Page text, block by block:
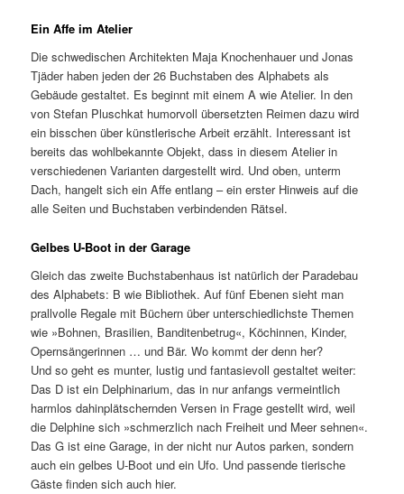
Ein Affe im Atelier
Die schwedischen Architekten Maja Knochenhauer und Jonas
Tjäder haben jeden der 26 Buchstaben des Alphabets als
Gebäude gestaltet. Es beginnt mit einem A wie Atelier. In den
von Stefan Pluschkat humorvoll übersetzten Reimen dazu wird
ein bisschen über künstlerische Arbeit erzählt. Interessant ist
bereits das wohlbekannte Objekt, dass in diesem Atelier in
verschiedenen Varianten dargestellt wird. Und oben, unterm
Dach, hangelt sich ein Affe entlang – ein erster Hinweis auf die
alle Seiten und Buchstaben verbindenden Rätsel.
Gelbes U-Boot in der Garage
Gleich das zweite Buchstabenhaus ist natürlich der Paradebau
des Alphabets: B wie Bibliothek. Auf fünf Ebenen sieht man
prallvolle Regale mit Büchern über unterschiedlichste Themen
wie »Bohnen, Brasilien, Banditenbetrug«, Köchinnen, Kinder,
Opernsängerinnen … und Bär. Wo kommt der denn her?
Und so geht es munter, lustig und fantasievoll gestaltet weiter:
Das D ist ein Delphinarium, das in nur anfangs vermeintlich
harmlos dahinplätschernden Versen in Frage gestellt wird, weil
die Delphine sich »schmerzlich nach Freiheit und Meer sehnen«.
Das G ist eine Garage, in der nicht nur Autos parken, sondern
auch ein gelbes U-Boot und ein Ufo. Und passende tierische
Gäste finden sich auch hier.